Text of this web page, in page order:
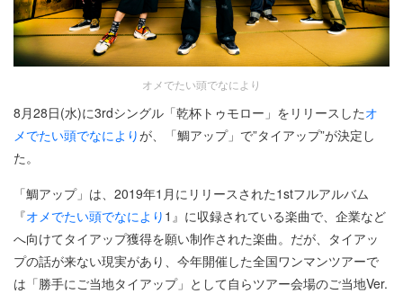
オメでたい頭でなにより
8月28日(水)に3rdシングル「乾杯トゥモロー」をリリースしたオ
メでたい頭でなによりが、「鯛アップ」で”タイアップ”が決定し
た。
「鯛アップ」は、2019年1月にリリースされた1stフルアルバム
『オメでたい頭でなにより 1』に収録されている楽曲で、企業など
へ向けてタイアップ獲得を願い制作された楽曲。だが、タイアッ
プの話が来ない現実があり、今年開催した全国ワンマンツアーで
は「勝手にご当地タイアップ」として自らツアー会場のご当地Ver.